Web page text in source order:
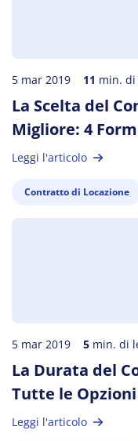
5 mar 2019 11 min.
La Scelta del
Migliore: 4
Leggi l'articolo
Contratto di Locazione
5 mar 2019 5 min. di
La Durata del
Tutte le
Leggi l'articolo